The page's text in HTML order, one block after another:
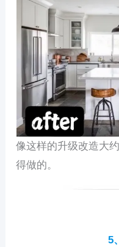
像这样的升级改造大
得做的。
5